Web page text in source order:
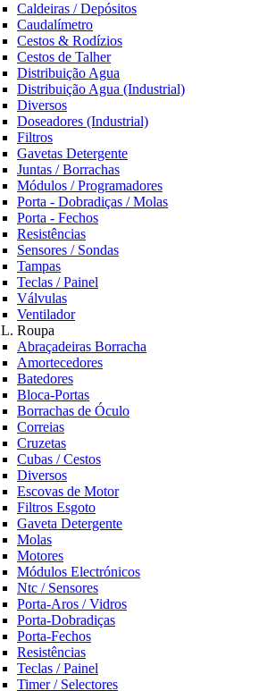
Caldeiras / Depósitos
Caudalímetro
Cestos & Rodízios
Cestos de Talher
Distribuição Agua
Distribuição Agua (Industrial)
Diversos
Doseadores (Industrial)
Filtros
Gavetas Detergente
Juntas / Borrachas
Módulos / Programadores
Porta - Dobradiças / Molas
Porta - Fechos
Resistências
Sensores / Sondas
Tampas
Teclas / Painel
Válvulas
Ventilador
Roupa
Abraçadeiras Borracha
Amortecedores
Batedores
Bloca-Portas
Borrachas de Óculo
Correias
Cruzetas
Cubas / Cestos
Diversos
Escovas de Motor
Filtros Esgoto
Gaveta Detergente
Molas
Motores
Módulos Electrónicos
Ntc / Sensores
Porta-Aros / Vidros
Porta-Dobradiças
Porta-Fechos
Resistências
Teclas / Painel
Timer / Selectores